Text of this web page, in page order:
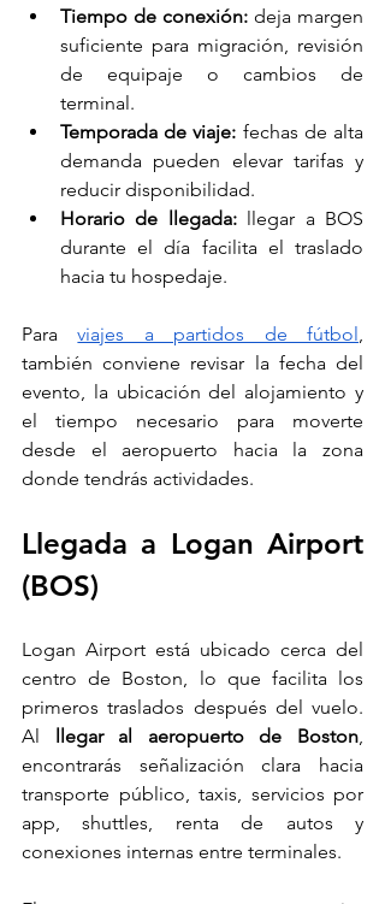
Tiempo de conexión: deja margen
suficiente para migración, revisión
de equipaje o cambios de
terminal.
Temporada de viaje: fechas de alta
demanda pueden elevar tarifas y
reducir disponibilidad.
Horario de llegada: llegar a BOS
durante el día facilita el traslado
hacia tu hospedaje.
Para viajes a partidos de fútbol,
también conviene revisar la fecha del
evento, la ubicación del alojamiento y
el tiempo necesario para moverte
desde el aeropuerto hacia la zona
donde tendrás actividades.
Llegada a Logan Airport
(BOS)
Logan Airport está ubicado cerca del
centro de Boston, lo que facilita los
primeros traslados después del vuelo.
Al llegar al aeropuerto de Boston,
encontrarás señalización clara hacia
transporte público, taxis, servicios por
app, shuttles, renta de autos y
conexiones internas entre terminales.